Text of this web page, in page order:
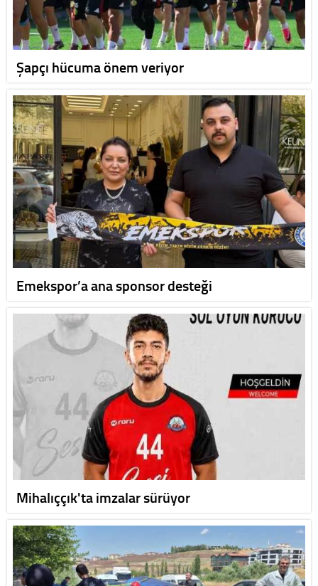
Şapçı hücuma önem veriyor
Emekspor’a ana sponsor desteği
Mihalıççık'ta imzalar sürüyor